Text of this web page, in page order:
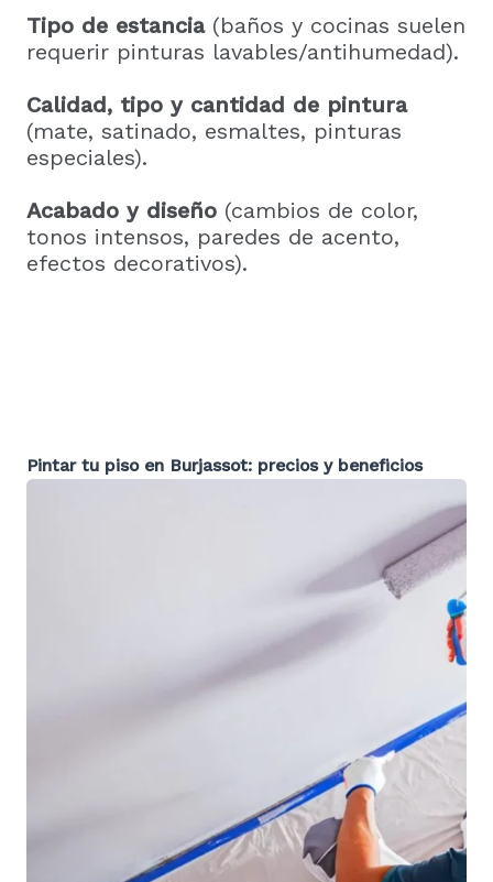
Tipo de estancia(baños y cocinas suelen
requerir pinturas lavables/antihumedad).
Calidad, tipo y cantidad de pintura
(mate, satinado, esmaltes, pinturas
especiales).
Acabado y diseño (cambios de color,
tonos intensos, paredes de acento,
efectos decorativos).
Pintar tu piso en Burjassot: precios y beneficios